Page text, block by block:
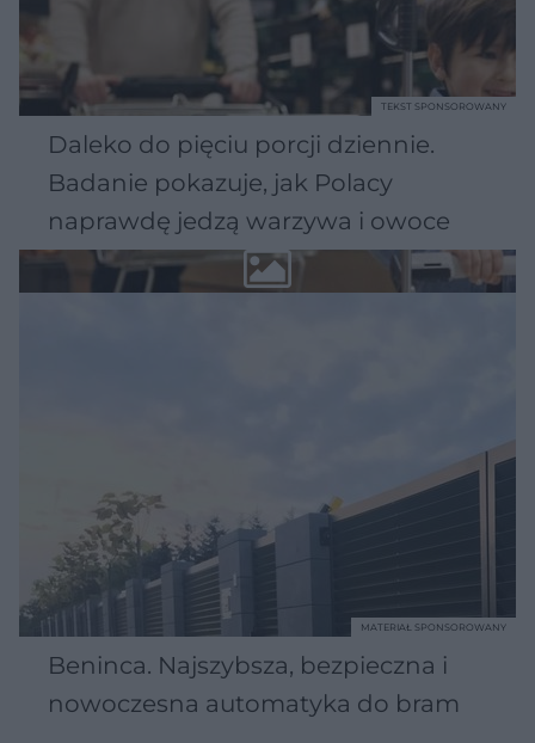
Daleko do pięciu porcji dziennie.
Badanie pokazuje, jak Polacy
naprawdę jedzą warzywa i owoce
TEKST SPONSOROWANY
Beninca. Najszybsza, bezpieczna i
nowoczesna automatyka do bram
MATERIAŁ SPONSOROWANY